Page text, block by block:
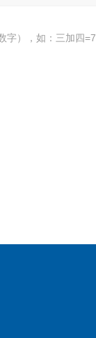
字），如：三加四=7